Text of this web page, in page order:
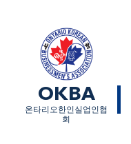
OKBA
​온타리오한인실업인협
회